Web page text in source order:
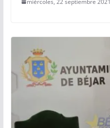
miércoles, 22 septiembre 2021